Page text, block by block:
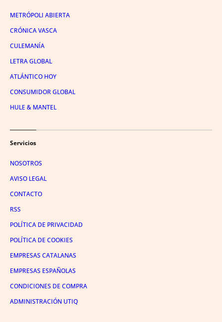
METRÓPOLI ABIERTA
CRÓNICA VASCA
CULEMANÍA
LETRA GLOBAL
ATLÁNTICO HOY
CONSUMIDOR GLOBAL
HULE & MANTEL
Servicios
NOSOTROS
AVISO LEGAL
CONTACTO
RSS
POLÍTICA DE PRIVACIDAD
POLÍTICA DE COOKIES
EMPRESAS CATALANAS
EMPRESAS ESPAÑOLAS
CONDICIONES DE COMPRA
ADMINISTRACIÓN UTIQ